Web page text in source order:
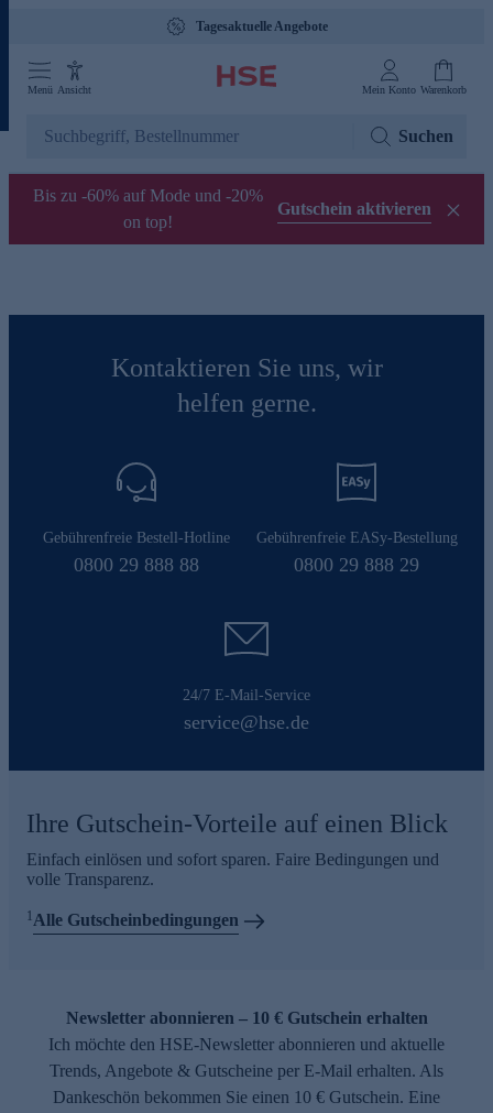
Tagesaktuelle Angebote
Menü Ansicht Mein Konto Warenkorb
Suchen
Bis zu -60% auf Mode und -20%
on top!
Gutschein aktivieren
Kontaktieren Sie uns, wir
helfen gerne.
Gebührenfreie Bestell-Hotline
0800 29 888 88
Gebührenfreie EASy-Bestellung
0800 29 888 29
24/7 E-Mail-Service
service@hse.de
Ihre Gutschein-Vorteile auf einen Blick
Einfach einlösen und sofort sparen. Faire Bedingungen und
volle Transparenz.
1Alle Gutscheinbedingungen
Newsletter abonnieren – 10 € Gutschein erhalten
Ich möchte den HSE-Newsletter abonnieren und aktuelle
Trends, Angebote & Gutscheine per E-Mail erhalten. Als
Dankeschön bekommen Sie einen 10 € Gutschein. Eine